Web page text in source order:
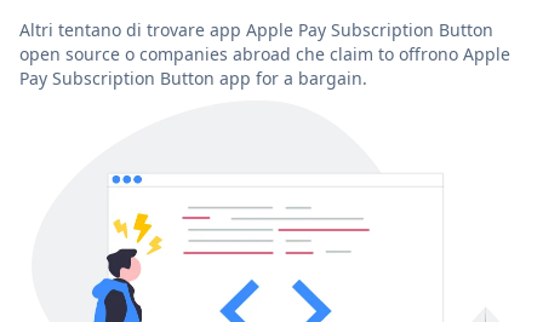
Altri tentano di trovare app Apple Pay Subscription Button
open source o companies abroad che claim to offrono Apple
Pay Subscription Button app for a bargain.